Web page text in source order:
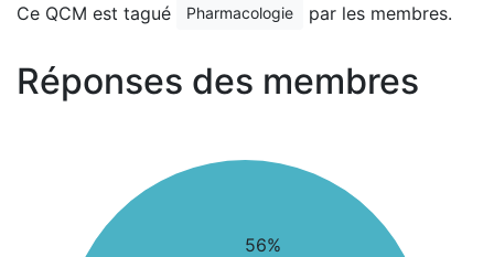
Ce QCM est tagué Pharmacologie par les membres.
Réponses des membres
56%